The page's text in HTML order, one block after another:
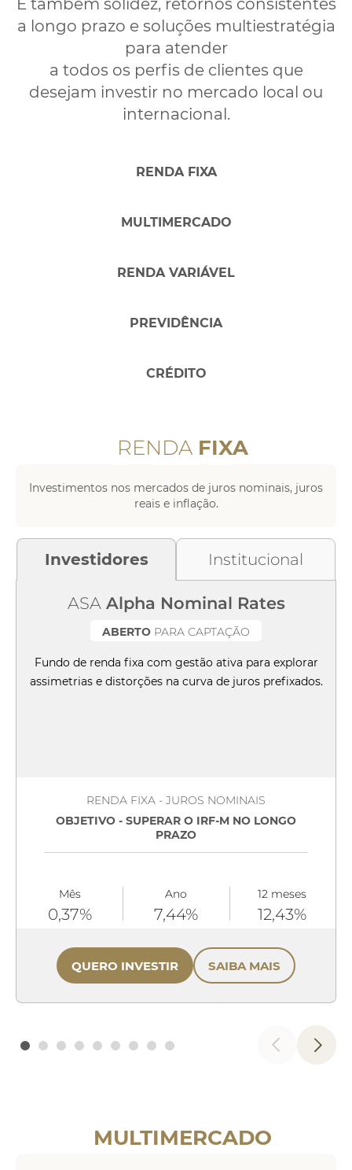
Atendimento
Ajuda e suporte
É também solidez, retornos consistentes
a longo prazo e soluções multiestratégia
para atender
a todos os perfis de clientes que
desejam investir no mercado local ou
internacional.
RENDA FIXA
MULTIMERCADO
RENDA VARIÁVEL
PREVIDÊNCIA
CRÉDITO
RENDAFIXA
Investimentos nos mercados de juros nominais, juros
reais e inflação.
Investidores Institucional
ASAAlpha Nominal Rates
ABERTO PARA CAPTAÇÃO
Fundo de renda fixa com gestão ativa para explorar
assimetrias e distorções na curva de juros prefixados.
RENDA FIXA - JUROS NOMINAIS
OBJETIVO - SUPERAR O IRF-M NO LONGO
PRAZO
Mês
0,37%
Ano
7,44%
12 meses
12,43%
QUERO INVESTIR SAIBA MAIS
MULTIMERCADO
financeira
Outros
2. Quanto você gostaria de investir
adicional dee saldo mínimo de